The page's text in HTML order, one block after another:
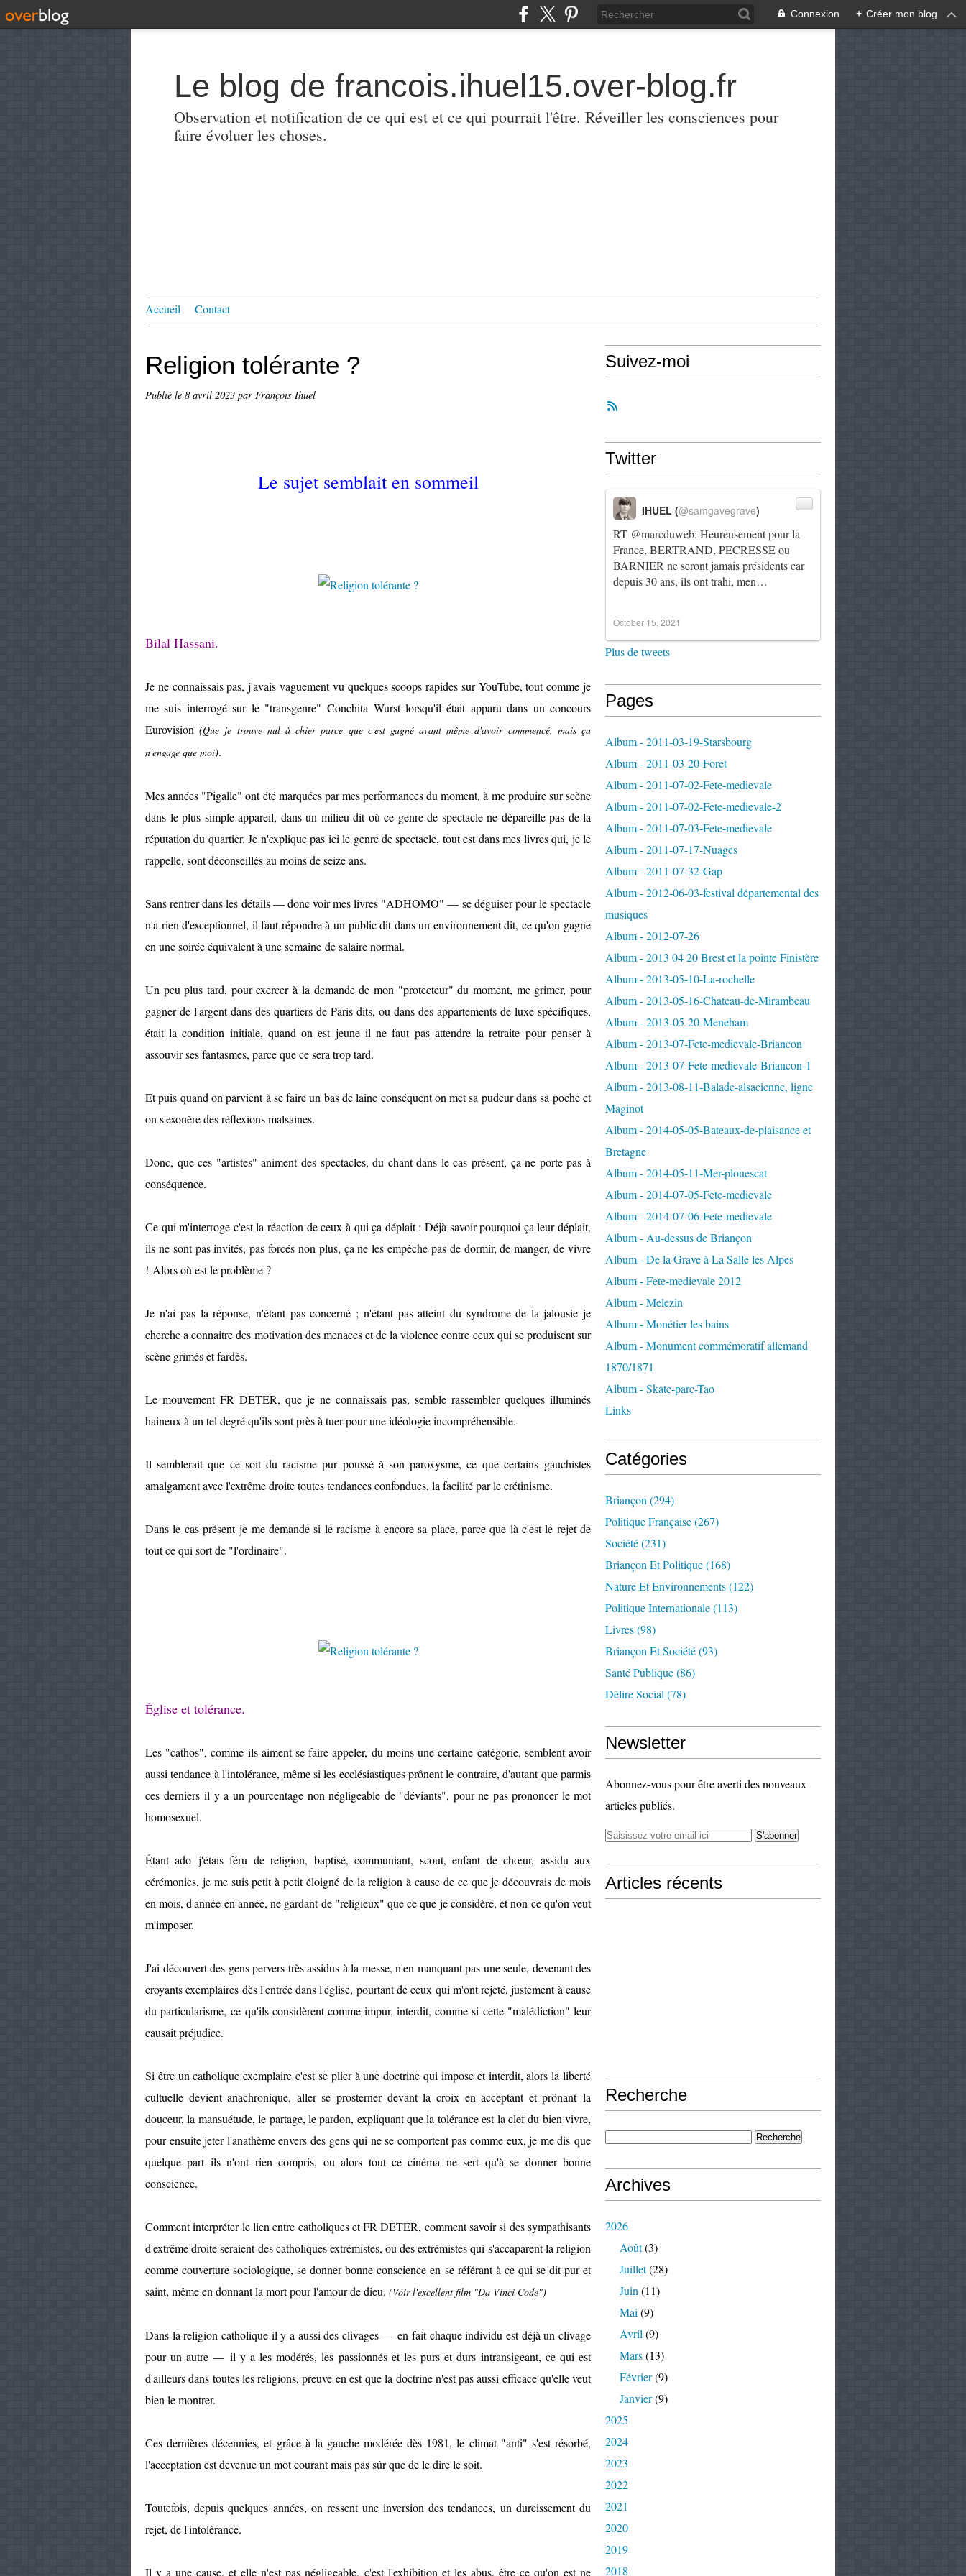
Connexion + Créer mon blog
Le blog de francois.ihuel15.over-blog.fr
Observation et notification de ce qui est et ce qui pourrait l'être. Réveiller les consciences pour
faire évoluer les choses.
Accueil Contact
Religion tolérante ?
Publié le 8 avril 2023 par François Ihuel
Le sujet semblait en sommeil
Bilal Hassani.
Je ne connaissais pas, j'avais vaguement vu quelques scoops rapides sur YouTube, tout comme je
me suis interrogé sur le "transgenre"Conchita Wurst lorsqu'il était apparu dans un concours
Eurovision(Que je trouve nul à chier parce que c'est gagné avant même d'avoir commencé, mais ça
n'engage que moi).
Mes années "Pigalle" ont été marquées par mes performances du moment, à me produire sur scène
dans le plus simple appareil, dans un milieu dit où ce genre de spectacle ne dépareille pas de la
réputation du quartier. Je n'explique pas ici le genre de spectacle, tout est dans mes livres qui, je le
rappelle, sont déconseillés au moins de seize ans.
Sans rentrer dans les détails — donc voir mes livres "ADHOMO" — se déguiser pour le spectacle
n'a rien d'exceptionnel, il faut répondre à un public dit dans un environnement dit, ce qu'on gagne
en une soirée équivalent à une semaine de salaire normal.
Un peu plus tard, pour exercer à la demande de mon "protecteur" du moment, me grimer, pour
gagner de l'argent dans des quartiers de Paris dits, ou dans des appartements de luxe spécifiques,
était la condition initiale, quand on est jeune il ne faut pas attendre la retraite pour penser à
assouvir ses fantasmes, parce que ce sera trop tard.
Et puis quand on parvient à se faire un bas de laine conséquent on met sa pudeur dans sa poche et
on s'exonère des réflexions malsaines.
Donc, que ces "artistes" animent des spectacles, du chant dans le cas présent, ça ne porte pas à
conséquence.
Ce qui m'interroge c'est la réaction de ceux à qui ça déplait : Déjà savoir pourquoi ça leur déplait,
ils ne sont pas invités, pas forcés non plus, ça ne les empêche pas de dormir, de manger, de vivre
! Alors où est le problème ?
Je n'ai pas la réponse, n'étant pas concerné ; n'étant pas atteint du syndrome de la jalousie je
cherche a connaitre des motivation des menaces et de la violence contre ceux qui se produisent sur
scène grimés et fardés.
Le mouvement FR DETER, que je ne connaissais pas, semble rassembler quelques illuminés
haineux à un tel degré qu'ils sont près à tuer pour une idéologie incompréhensible.
Il semblerait que ce soit du racisme pur poussé à son paroxysme, ce que certains gauchistes
amalgament avec l'extrême droite toutes tendances confondues, la facilité par le crétinisme.
Dans le cas présent je me demande si le racisme à encore sa place, parce que là c'est le rejet de
tout ce qui sort de "l'ordinaire".
Église et tolérance.
Les "cathos", comme ils aiment se faire appeler, du moins une certaine catégorie, semblent avoir
aussi tendance à l'intolérance, même si les ecclésiastiques prônent le contraire, d'autant que parmis
ces derniers il y a un pourcentage non négligeable de "déviants", pour ne pas prononcer le mot
homosexuel.
Étant ado j'étais féru de religion, baptisé, communiant, scout, enfant de chœur, assidu aux
cérémonies, je me suis petit à petit éloigné de la religion à cause de ce que je découvrais de mois
en mois, d'année en année, ne gardant de "religieux" que ce que je considère, et non ce qu'on veut
m'imposer.
J'ai découvert des gens pervers très assidus à la messe, n'en manquant pas une seule, devenant des
croyants exemplaires dès l'entrée dans l'église, pourtant de ceux qui m'ont rejeté, justement à cause
du particularisme, ce qu'ils considèrent comme impur, interdit, comme si cette "malédiction" leur
causait préjudice.
Si être un catholique exemplaire c'est se plier à une doctrine qui impose et interdit, alors la liberté
cultuelle devient anachronique, aller se prosterner devant la croix en acceptant et prônant la
douceur, la mansuétude, le partage, le pardon, expliquant que la tolérance est la clef du bien vivre,
pour ensuite jeter l'anathème envers des gens qui ne se comportent pas comme eux, je me dis que
quelque part ils n'ont rien compris, ou alors tout ce cinéma ne sert qu'à se donner bonne
conscience.
Comment interpréter le lien entre catholiques et FR DETER, comment savoir si des sympathisants
d'extrême droite seraient des catholiques extrémistes, ou des extrémistes qui s'accaparent la religion
comme couverture sociologique, se donner bonne conscience en se référant à ce qui se dit pur et
saint, même en donnant la mort pour l'amour de dieu. (Voir l'excellent film "Da Vinci Code")
Dans la religion catholique il y a aussi des clivages — en fait chaque individu est déjà un clivage
pour un autre — il y a les modérés, les passionnés et les purs et durs intransigeant, ce qui est
d'ailleurs dans toutes les religions, preuve en est que la doctrine n'est pas aussi efficace qu'elle veut
bien le montrer.
Ces dernières décennies, et grâce à la gauche modérée dès 1981, le climat "anti" s'est résorbé,
l'acceptation est devenue un mot courant mais pas sûr que de le dire le soit.
Toutefois, depuis quelques années, on ressent une inversion des tendances, un durcissement du
rejet, de l'intolérance.
Il y a une cause, et elle n'est pas négligeable, c'est l'exhibition et les abus, être ce qu'on est ne
Suivez-moi
Twitter
RT @marcduweb: Heureusement pour la
France, BERTRAND, PECRESSE ou
BARNIER ne seront jamais présidents car
depuis 30 ans, ils ont trahi, men…
IHUEL (@samgavegrave)
October 15, 2021
Plus de tweets
Pages
Album - 2011-03-19-Starsbourg
Album - 2011-03-20-Foret
Album - 2011-07-02-Fete-medievale
Album - 2011-07-02-Fete-medievale-2
Album - 2011-07-03-Fete-medievale
Album - 2011-07-17-Nuages
Album - 2011-07-32-Gap
Album - 2012-06-03-festival départemental des
musiques
Album - 2012-07-26
Album - 2013 04 20 Brest et la pointe Finistère
Album - 2013-05-10-La-rochelle
Album - 2013-05-16-Chateau-de-Mirambeau
Album - 2013-05-20-Meneham
Album - 2013-07-Fete-medievale-Briancon
Album - 2013-07-Fete-medievale-Briancon-1
Album - 2013-08-11-Balade-alsacienne, ligne
Maginot
Album - 2014-05-05-Bateaux-de-plaisance et
Bretagne
Album - 2014-05-11-Mer-plouescat
Album - 2014-07-05-Fete-medievale
Album - 2014-07-06-Fete-medievale
Album - Au-dessus de Briançon
Album - De la Grave à La Salle les Alpes
Album - Fete-medievale 2012
Album - Melezin
Album - Monétier les bains
Album - Monument commémoratif allemand
1870/1871
Album - Skate-parc-Tao
Links
Catégories
Briançon (294)
Politique Française(267)
Société(231)
Briançon Et Politique(168)
Nature Et Environnements(122)
Politique Internationale(113)
Livres(98)
Briançon Et Société(93)
Santé Publique(86)
Délire Social (78)
Newsletter
Abonnez-vous pour être averti des nouveaux
articles publiés.
Articles récents
Recherche
Archives
2026
Août(3)
Juillet(28)
Juin (11)
Mai (9)
Avril (9)
Mars(13)
Février(9)
Janvier(9)
2025
2024
2023
2022
2021
2020
2019
2018